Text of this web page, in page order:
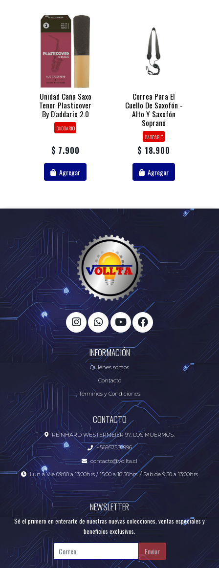
Unidad Caña Saxo
Tenor Plasticover
By D'addario 2.0
DADDARIO
$ 7.900
Agregar
Correa Para El
Cuello De Saxofón -
Alto Y Saxofón
Soprano
DADDARIO
$ 18.900
Agregar
INFORMACIÓN
Quiénes somos
Contacto
Términos y Condiciones
CONTACTO
REINHARD WESTERMEIER 97, LOS MUERMOS.
+56957536996
contacto@vollta.cl
Lun a Vie 09:00 a 13:00hrs / 15:00 a 18:30hrs. / Sab de 9:30 a 13:00hrs
NEWSLETTER
Sé el primero en enterarte de nuestras nuevas colecciones, ventas especiales y
beneficios exclusivos.
Enviar